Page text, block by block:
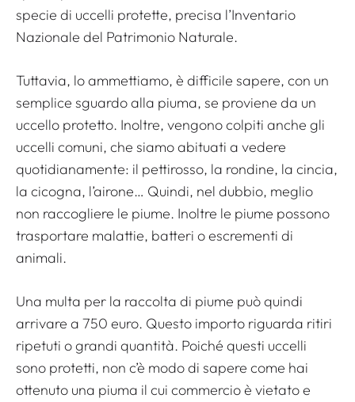
specie di uccelli protette, precisa l’Inventario
Nazionale del Patrimonio Naturale.
Tuttavia, lo ammettiamo, è difficile sapere, con un
semplice sguardo alla piuma, se proviene da un
uccello protetto. Inoltre, vengono colpiti anche gli
uccelli comuni, che siamo abituati a vedere
quotidianamente: il pettirosso, la rondine, la cincia,
la cicogna, l’airone… Quindi, nel dubbio, meglio
non raccogliere le piume. Inoltre le piume possono
trasportare malattie, batteri o escrementi di
animali.
Una multa per la raccolta di piume può quindi
arrivare a 750 euro. Questo importo riguarda ritiri
ripetuti o grandi quantità. Poiché questi uccelli
sono protetti, non c’è modo di sapere come hai
ottenuto una piuma il cui commercio è vietato e